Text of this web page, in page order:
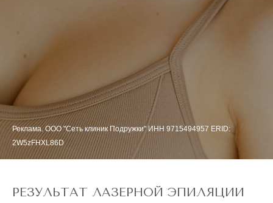
Реклама. ООО "Сеть клиник Подружки" ИНН 9715494957 ERID:
2W5zFHXL86D
РЕЗУЛЬТАТ ЛАЗЕРНОЙ ЭПИЛЯЦИИ